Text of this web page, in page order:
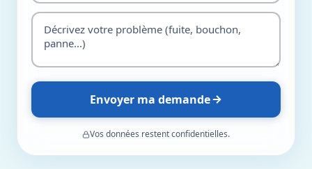
Envoyer ma demande
Vos données restent confidentielles.